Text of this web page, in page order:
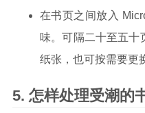
在书页之间放入
味。可隔二十至五十
纸张，也可按需要更
怎样处理受潮的